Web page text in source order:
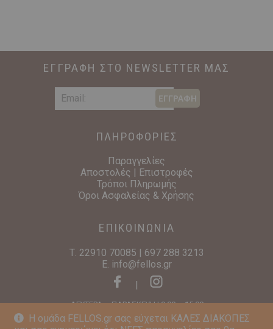
Η ομάδα FELLOS.gr σας εύχεται ΚΑΛΕΣ ΔΙΑΚΟΠΕΣ
ΕΓΓΡΑΦΗ ΣΤΟ NEWSLETTER ΜΑΣ
ΕΓΓΡΑΦΗ
ΠΛΗΡΟΦΟΡΙΕΣ
Παραγγελίες
Αποστολές | Επιστροφές
Τρόποι Πληρωμής
Όροι Ασφαλείας & Χρήσης
ΕΠΙΚΟΙΝΩΝΙΑ
Τ. 22910 70085 | 697 288 3213
E. info@fellos.gr
|
ΔΕΥΤΕΡΑ – ΠΑΡΑΣΚΕΥΗ | 9:00 – 15:00